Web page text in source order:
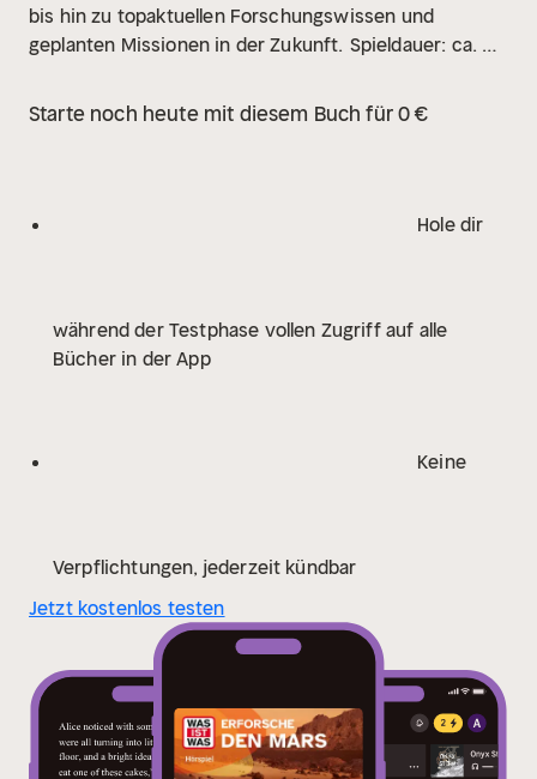
bis hin zu topaktuellen Forschungswissen und
geplanten Missionen in der Zukunft. Spieldauer: ca. 61
Jahren
Starte noch heute mit diesem Buch für 0 €
Hole dir
während der Testphase vollen Zugriff auf alle
Bücher in der App
Keine
Verpflichtungen, jederzeit kündbar
Jetzt kostenlos testen